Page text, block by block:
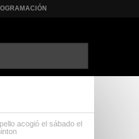
acogió el sábado el